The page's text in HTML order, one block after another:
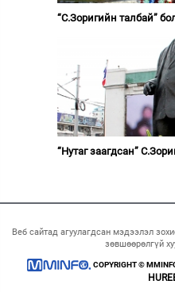
“С.Зоригийн талбай”
“Нутаг заагдсан”
Веб сайтад агуулагдсан мэдээлэл
зөвшөөрөлгүй
COPYRIGHT ©